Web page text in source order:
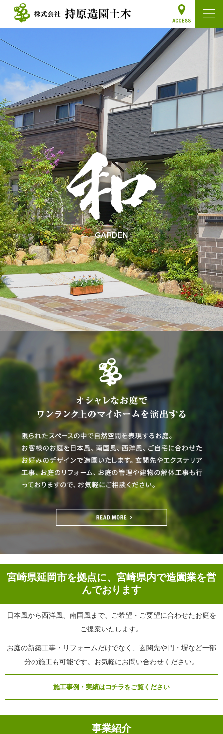
宮崎県延岡市を拠点に、宮崎県内で造園業を営
んでおります
日本風から西洋風、南国風まで、ご希望・ご要望に合わせたお庭を
ご提案いたします。
お庭の新築工事・リフォームだけでなく、玄関先や門・塀など一部
分の施工も可能です。お気軽にお問い合わせください。
施工事例・実績はコチラをご覧ください
事業紹介